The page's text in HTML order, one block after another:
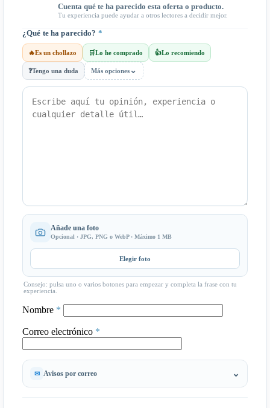
Cuenta qué te ha parecido esta oferta o producto.
Tu experiencia puede ayudar a otros lectores a decidir mejor.
¿Qué te ha parecido? *
🔥Es un chollazo 🛒Lo he comprado 👍Lo recomiendo
❓Tengo una duda Más opciones ⌄
Añade una foto
Opcional · JPG, PNG o WebP · Máximo 1 MB
Elegir foto
Consejo: pulsa uno o varios botones para empezar y completa la frase con tu
experiencia.
Nombre *
Correo electrónico *
Avisos por correo